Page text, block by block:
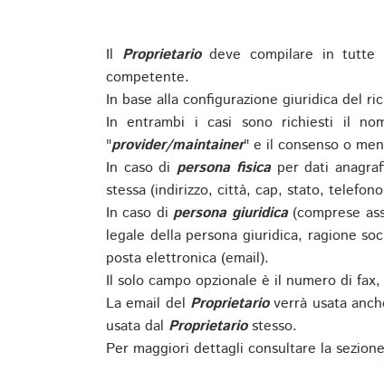
Il Proprietariodeve compilare in tutte
competente.
In base alla configurazione giuridica del
In entrambi i casi sono richiesti il
"provider/maintainer" e il consenso o
In caso dipersona fisicaper dati
stessa (indirizzo, città, cap, stato,
In caso dipersona giuridica(comprese
legale della persona giuridica, ragione
posta elettronica (email).
Il solo campo opzionale è il numero di
La email del Proprietarioverrà usata
usata dal Proprietariostesso.
Per maggiori dettagli consultare la sezione